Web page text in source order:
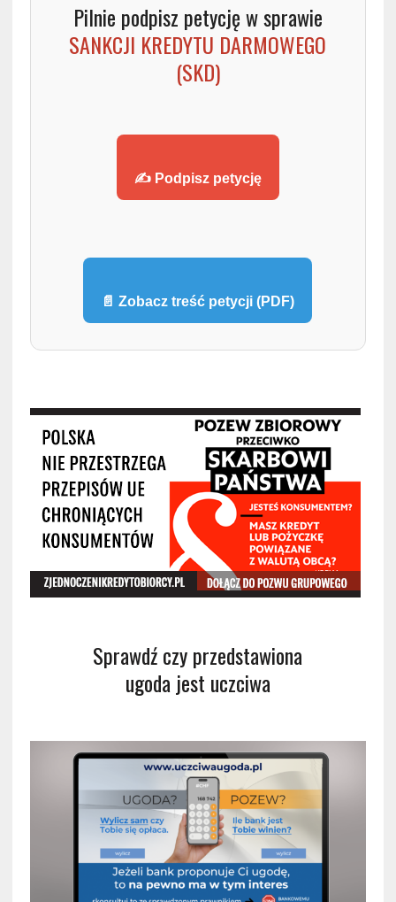
Pilnie podpisz petycję w sprawie
SANKCJI KREDYTU DARMOWEGO
(SKD)
✍️ Podpisz petycję
📄 Zobacz treść petycji (PDF)
Sprawdź czy przedstawiona
ugoda jest uczciwa